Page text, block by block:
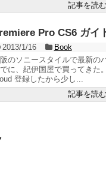
記事を読む
Pro CS6 ガイ
2013/1/16
Book
のソニースタイルで最新の
に、紀伊国屋で買ってきた
登録したから少し...
記事を読む